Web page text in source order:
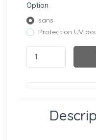
Option
sans
Protection UV